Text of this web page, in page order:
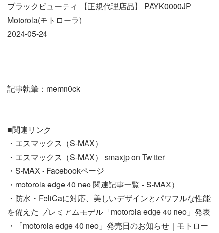
ブラックビューティ 【正規代理店品】 PAYK0000JP
Motorola(モトローラ)
2024-05-24
記事執筆：memn0ck
■関連リンク
・エスマックス（S-MAX）
・エスマックス（S-MAX） smaxjp on Twitter
・S-MAX - Facebookページ
・motorola edge 40 neo 関連記事一覧 - S-MAX）
・防水・FeliCaに対応、美しいデザインとパワフルな性能
を備えた プレミアムモデル「motorola edge 40 neo」発表
・「motorola edge 40 neo」発売日のお知らせ｜モトロー